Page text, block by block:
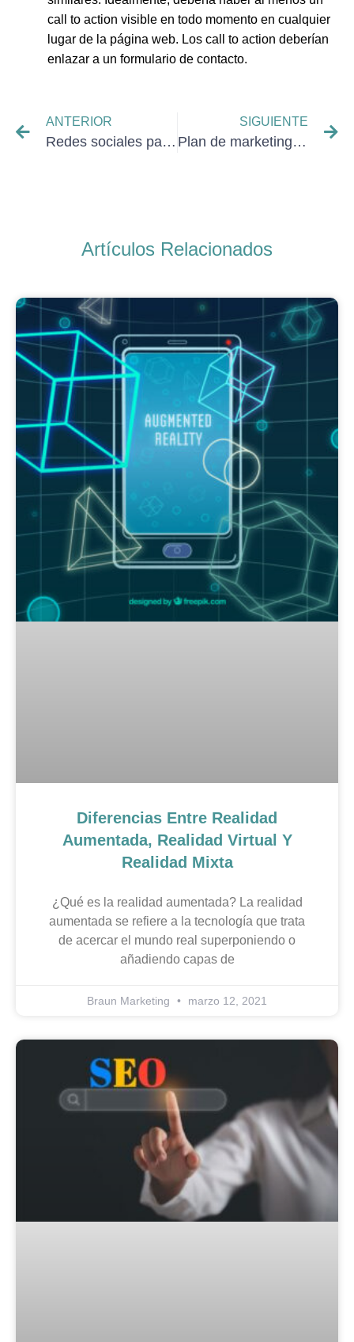
call to action visible en todo momento en cualquier
lugar de la página web. Los call to action deberían
enlazar a un formulario de contacto.
ANTERIOR
Redes sociales para restaurantes
SIGUIENTE
Plan de marketing para gimnasios
Artículos Relacionados
Diferencias Entre Realidad
Aumentada, Realidad Virtual Y
Realidad Mixta
¿Qué es la realidad aumentada? La realidad
aumentada se refiere a la tecnología que trata
de acercar el mundo real superponiendo o
añadiendo capas de
Braun Marketing marzo 12, 2021